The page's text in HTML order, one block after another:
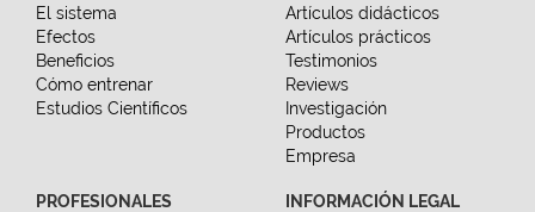
El sistema
Efectos
Beneficios
Cómo entrenar
Estudios Científicos
Artículos didácticos
Artículos prácticos
Testimonios
Reviews
Investigación
Productos
Empresa
PROFESIONALES
INFORMACIÓN LEGAL